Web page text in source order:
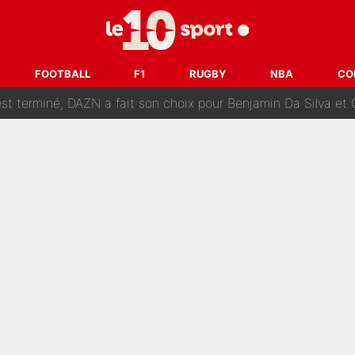
FOOTBALL F1 RUGBY NBA
le PSG : Voilà pourquoi le Real Madrid a accepté de payer la somme
Kids : Contacté par Matt Pokora, Kylian Mbappé a
terminé, DAZN a fait son choix pour Benjamin Da Silva et